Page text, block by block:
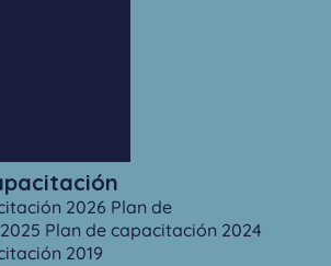
2026 Plan de
Plan de capacitación 2024
2019